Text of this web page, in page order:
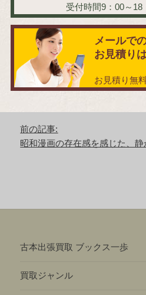
受付時間9：00～18
メールで
お見積り
お見積り無
前の記事:
前
昭和漫画の存在感を感じた、
古本出張買取 ブックス一歩
買取ジャンル